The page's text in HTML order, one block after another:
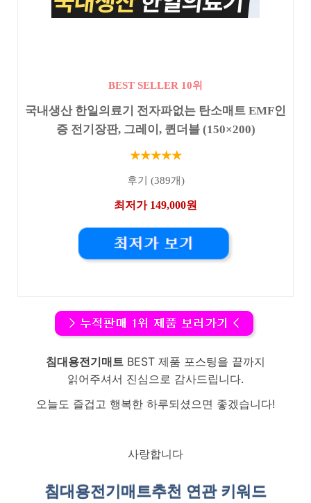
BEST SELLER 10위
국내생산 한일의료기 전자파없는 탄소매트 EMF인
증 전기장판, 그레이, 퀸더블 (150×200)
★★★★★
후기 (389개)
최저가 149,000원
침대용전기매트 BEST 제품 포스팅을 끝까지
읽어주셔서 진심으로 감사드립니다.
오늘도 즐겁고 행복한 하루되셨으면 좋겠습니다!
사랑합니다
침대용전기매트추천 연관 키워드